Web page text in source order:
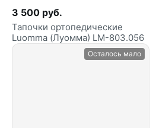
3 500 руб.
Тапочки ортопедические
Luomma (Луомма) LM-803.056
Осталось мало